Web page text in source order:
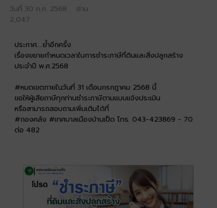
วันที่ 30 ก.ค. 2568 อ่าน
2,047
ประกาศ....ย้ำอีกครั้ง
เรื่องขยายกำหนดเวลาในการชำระภาษีที่ดินและสิ่งปลูกสร้าง
ประจำปี พ.ศ.2568
#หมดเขตภายในวันที่ 31 เดือนกรกฎาคม 2568 นี้
ขอให้ผู้เสียภาษีทุกท่านชำระภาษีตามแบบแจ้งประเมิน
หรือสามารถสอบถามเพิ่มเติมได้ที่
#กองคลัง #เทศบาลเมืองบ้านเป็ด โทร. 043-423869 - 70
ต่อ 482